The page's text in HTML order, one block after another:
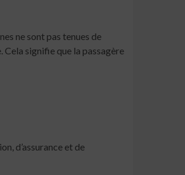
ne sont pas tenues de
signifie que la passagère
d’assurance et de